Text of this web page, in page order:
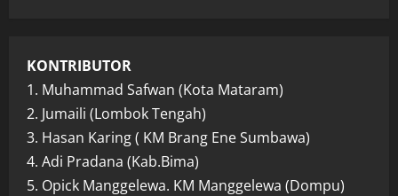
KONTRIBUTOR
1. Muhammad Safwan (Kota Mataram)
2. Jumaili (Lombok Tengah)
3. Hasan Karing ( KM Brang Ene Sumbawa)
4. Adi Pradana (Kab.Bima)
5. Opick Manggelewa. KM Manggelewa (Dompu)